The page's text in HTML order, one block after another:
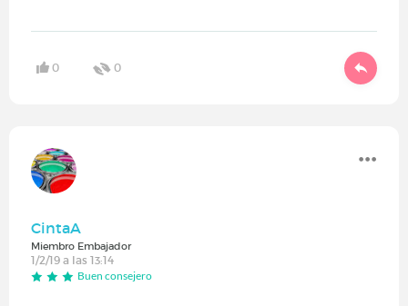
0 0
CintaA
Miembro Embajador
1/2/19 a las 13:14
Buen consejero